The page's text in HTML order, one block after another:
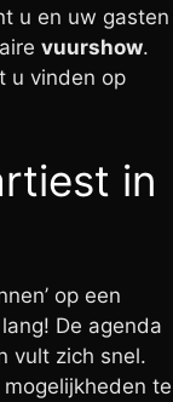
u en uw gasten
vuurshow.
u vinden op
in
op een
De agenda
vult zich snel.
te